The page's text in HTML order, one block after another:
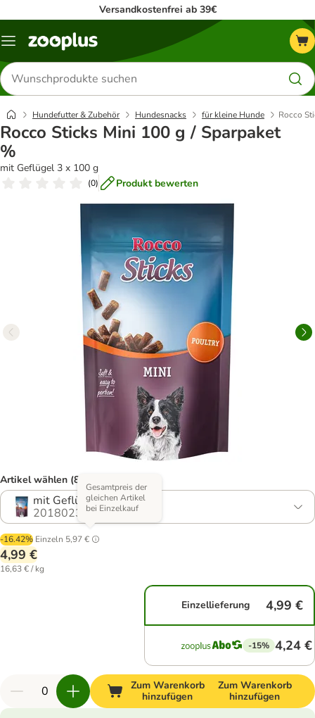
Versandkostenfrei ab 39€
Menü
Produkte
suchen
Hundefutter & Zubehör Hundesnacks für kleine Hunde Rocco
Rocco Sticks Mini 100 g / Sparpaket
%
mit Geflügel 3 x 100 g
(0) Produkt bewerten
Artikel wählen (8 Varianten)
mit Geflügel 3 x 100 g
2018023.6
-16.42% Einzeln 5,97 €
Gesamtpreis der
gleichen Artikel
bei Einzelkauf
4,99 €
16,63 € / kg
Einzellieferung 4,99 €
-15% 4,24 €
Zum Warenkorb
hinzufügen
Zum Warenkorb
hinzufügen